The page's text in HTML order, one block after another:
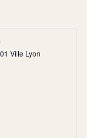
Ville Lyon